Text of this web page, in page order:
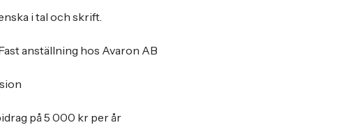
i tal och skrift.
anställning hos Avaron AB
på 5 000 kr per år